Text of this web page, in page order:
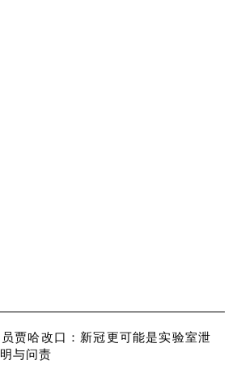
贾哈改口：新冠更可能是实验室泄
与问责